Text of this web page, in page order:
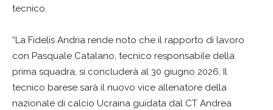
tecnico.
“La Fidelis Andria rende noto che il rapporto di lavoro
con Pasquale Catalano, tecnico responsabile della
prima squadra, si concluderà al 30 giugno 2026. Il
tecnico barese sarà il nuovo vice allenatore della
nazionale di calcio Ucraina guidata dal CT Andrea